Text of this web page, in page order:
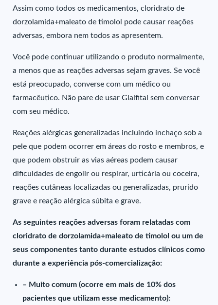
Assim como todos os medicamentos, cloridrato de
dorzolamida+maleato de timolol pode causar reações
adversas, embora nem todos as apresentem.
Você pode continuar utilizando o produto normalmente,
a menos que as reações adversas sejam graves. Se você
está preocupado, converse com um médico ou
farmacêutico. Não pare de usar Glalfital sem conversar
com seu médico.
Reações alérgicas generalizadas incluindo inchaço sob a
pele que podem ocorrer em áreas do rosto e membros, e
que podem obstruir as vias aéreas podem causar
dificuldades de engolir ou respirar, urticária ou coceira,
reações cutâneas localizadas ou generalizadas, prurido
grave e reação alérgica súbita e grave.
As seguintes reações adversas foram relatadas com
cloridrato de dorzolamida+maleato de timolol ou um de
seus componentes tanto durante estudos clínicos como
durante a experiência pós-comercialização:
– Muito comum (ocorre em mais de 10% dos
pacientes que utilizam esse medicamento):